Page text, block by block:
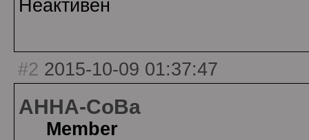
Неактивен
#2 2015-10-09 01:37:47
AHHA-CoBa
Member